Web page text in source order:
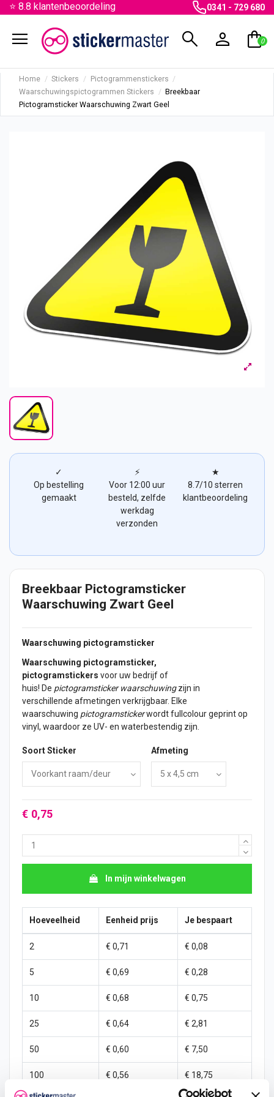
⭐ 8.8 klantenbeoordeling 0341 - 729 680
menu search person shopping_bag
0
Home Stickers
Pictogrammenstickers
Waarschuwingspictogrammen Stickers
Breekbaar
Pictogramsticker Waarschuwing Zwart Geel
✓
Op bestelling
gemaakt
⚡
Voor 12:00 uur
besteld, zelfde
werkdag
verzonden
★
8.7/10 sterren
klantbeoordeling
Breekbaar Pictogramsticker
Waarschuwing Zwart Geel
Waarschuwing pictogramsticker
Waarschuwing pictogramsticker,
pictogramstickers voor uw bedrijf of
huis! De pictogramsticker waarschuwingzijn in
verschillende afmetingen verkrijgbaar. Elke
waarschuwing pictogramstickerwordt fullcolour geprint op
vinyl, waardoor ze UV- en waterbestendig zijn.
Soort Sticker Afmeting
€ 0,75
In mijn winkelwagen
Hoeveelheid Eenheid prijs Je bespaart
2 € 0,71 € 0,08
5 € 0,69 € 0,28
10 € 0,68 € 0,75
25 € 0,64 € 2,81
50 € 0,60 € 7,50
100 € 0,56 € 18,75